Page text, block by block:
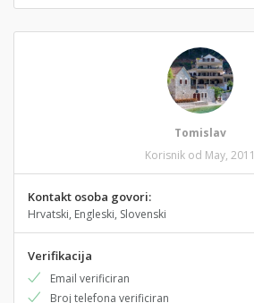
Tomislav
Korisnik od May, 2011
Kontakt osoba govori:
Hrvatski, Engleski, Slovenski
Verifikacija
Email verificiran
Broj telefona verificiran